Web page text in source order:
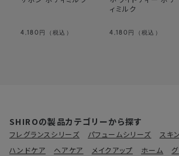
4,180 円（税込）
ィミルク
4,180 円（税込）
SHIROの製品カテゴリーから探す
フレグランスシリーズ パフュームシリーズ スキ
ハンドケア
ヘアケア メイクアップ ホーム